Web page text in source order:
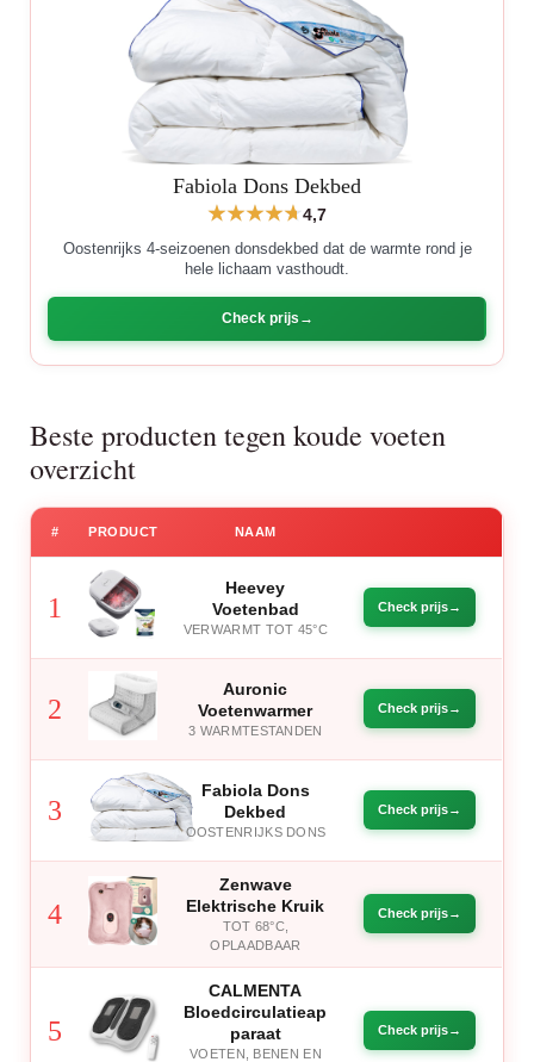
Fabiola Dons Dekbed
4,7
Oostenrijks 4-seizoenen donsdekbed dat de warmte rond je
hele lichaam vasthoudt.
Check prijs
Beste producten tegen koude voeten
overzicht
# PRODUCT NAAM
1
Heevey
Voetenbad
VERWARMT TOT 45°C
Check prijs
2
Auronic
Voetenwarmer
3 WARMTESTANDEN
Check prijs
3
Fabiola Dons
Dekbed
OOSTENRIJKS DONS
Check prijs
4
Zenwave
Elektrische Kruik
TOT 68°C,
OPLAADBAAR
Check prijs
5
CALMENTA
Bloedcirculatieap
paraat
VOETEN, BENEN EN
Check prijs